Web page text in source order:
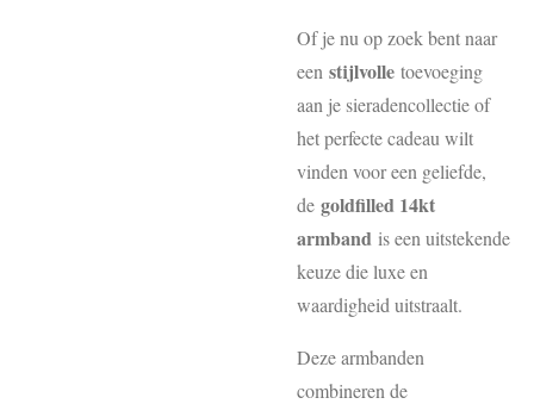
Of je nu op zoek bent naar
een stijlvolle toevoeging
aan je sieradencollectie of
het perfecte cadeau wilt
vinden voor een geliefde,
de goldfilled 14kt
armband is een uitstekende
keuze die luxe en
waardigheid uitstraalt.
Deze armbanden
combineren de